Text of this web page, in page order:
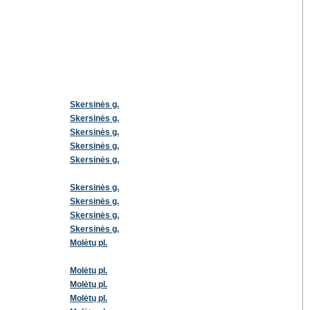
Skersinės g.
Skersinės g.
Skersinės g.
Skersinės g.
Skersinės g.
Skersinės g.
Skersinės g.
Skersinės g.
Skersinės g.
Molėtų pl.
Molėtų pl.
Molėtų pl.
Molėtų pl.